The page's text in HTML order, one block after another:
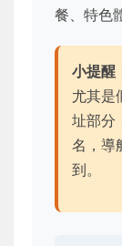
餐、特色
小提醒
尤其是
址部分
名，導
到。